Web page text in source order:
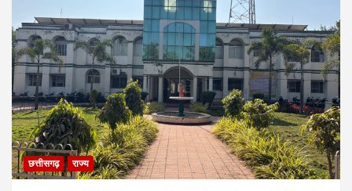
छत्तीसगढ़ राज्य